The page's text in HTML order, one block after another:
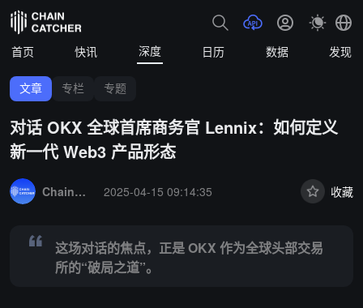
首页 快讯 深度 日历 数据 发现
文章 专栏 专题
对话 OKX 全球首席商务官 Lennix：如何定义
新一代 Web3 产品形态
ChainCatcher 精选
2025-04-15 09:14:35 收藏
这场对话的焦点，正是 OKX 作为全球头部交易
所的“破局之道”。